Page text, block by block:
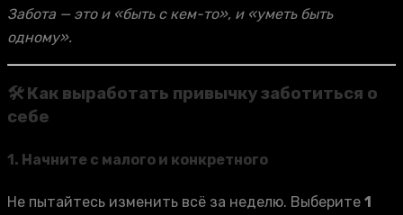
Забота — это и «быть с кем-то», и «уметь быть
одному».
🛠 Как выработать привычку заботиться о
себе
1. Начните с малого и конкретного
Не пытайтесь изменить всё за неделю. Выберите 1